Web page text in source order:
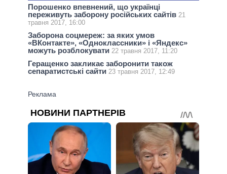
Порошенко впевнений, що українці
переживуть заборону російських сайтів 21
травня 2017, 16:00
Заборона соцмереж: за яких умов
«ВКонтакте», «Одноклассники» і «Яндекс»
можуть розблокувати 22 травня 2017, 11:20
Геращенко закликає заборонити також
сепаратистські сайти 23 травня 2017, 12:49